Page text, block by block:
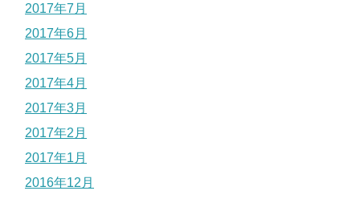
2017年7月
2017年6月
2017年5月
2017年4月
2017年3月
2017年2月
2017年1月
2016年12月